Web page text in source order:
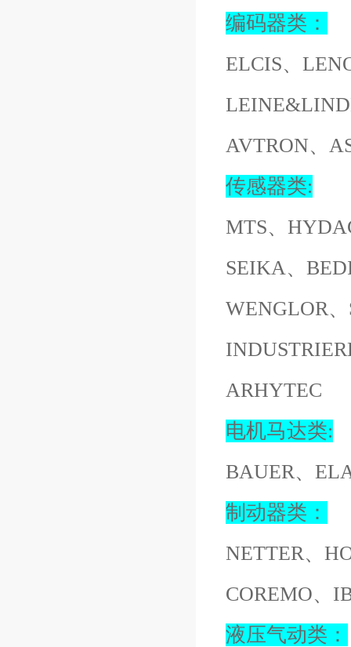
编码器类：
ELCIS、
AVTRON、
传感器类:
MTS、
SEIKA、
WENGLOR
ARHYTEC
电机马达类:
BAUER、
制动器类：
NETTER、
COREMO、
液压气动类：